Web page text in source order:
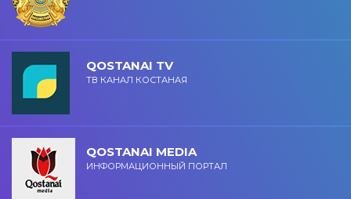
QOSTANAI TV
ТВ КАНАЛ КОСТАНАЯ
QOSTANAI MEDIA
ИНФОРМАЦИОННЫЙ ПОРТАЛ